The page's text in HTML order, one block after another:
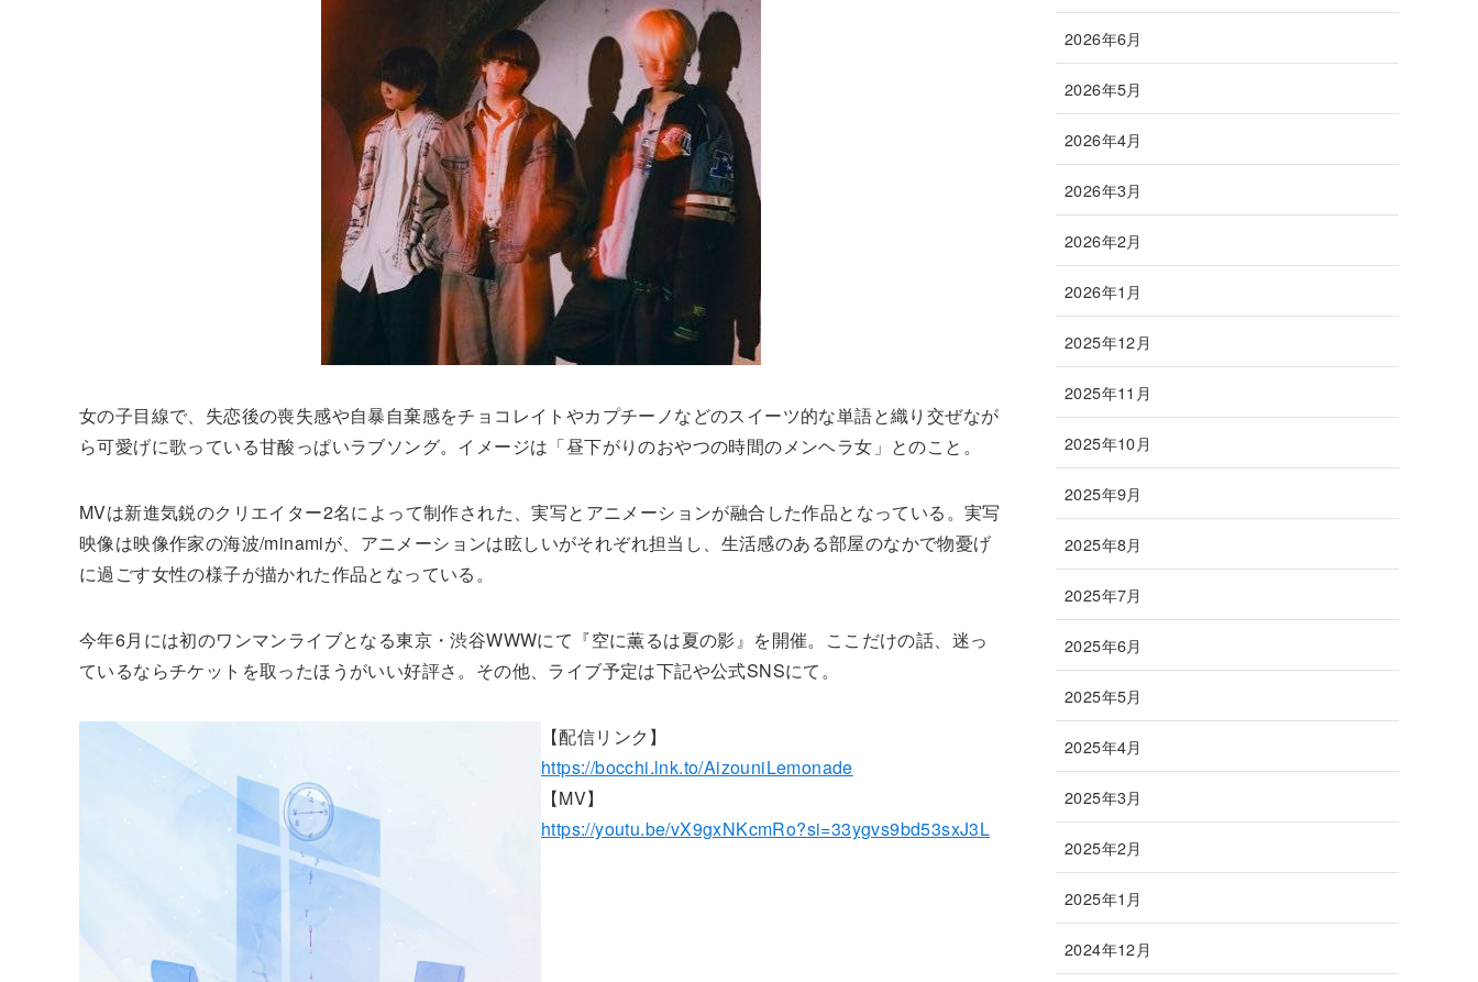
女の子目線で、失恋後の喪失感や自暴自棄感をチョコレイトやカプチーノなどのスイーツ的な単語と織り交ぜなが
ら可愛げに歌っている甘酸っぱいラブソング。イメージは「昼下がりのおやつの時間のメンヘラ女」とのこと。
MVは新進気鋭のクリエイター2名によって制作された、実写とアニメーションが融合した作品となっている。実写
映像は映像作家の海波/minamiが、アニメーションは眩しいがそれぞれ担当し、生活感のある部屋のなかで物憂げ
に過ごす女性の様子が描かれた作品となっている。
今年6月には初のワンマンライブとなる東京・渋谷WWWにて『空に薫るは夏の影』を開催。ここだけの話、迷っ
ているならチケットを取ったほうがいい好評さ。その他、ライブ予定は下記や公式SNSにて。
【配信リンク】
https://bocchi.lnk.to/AizouniLemonade
【MV】
https://youtu.be/vX9gxNKcmRo?si=33ygvs9bd53sxJ3L
2026年6月
2026年5月
2026年4月
2026年3月
2026年2月
2026年1月
2025年12月
2025年11月
2025年10月
2025年9月
2025年8月
2025年7月
2025年6月
2025年5月
2025年4月
2025年3月
2025年2月
2025年1月
2024年12月